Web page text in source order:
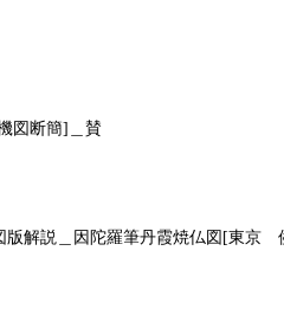
図断簡]＿賛
版解説＿因陀羅筆丹霞焼仏図[東京